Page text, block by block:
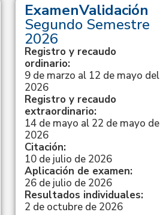
ExamenValidación
Segundo Semestre
2026
Registro y recaudo
ordinario:
9 de marzo al 12 de mayo del
2026
Registro y recaudo
extraordinario:
14 de mayo al 22 de mayo de
2026
Citación:
10 de julio de 2026
Aplicación de examen:
26 de julio de 2026
Resultados individuales:
2 de octubre de 2026